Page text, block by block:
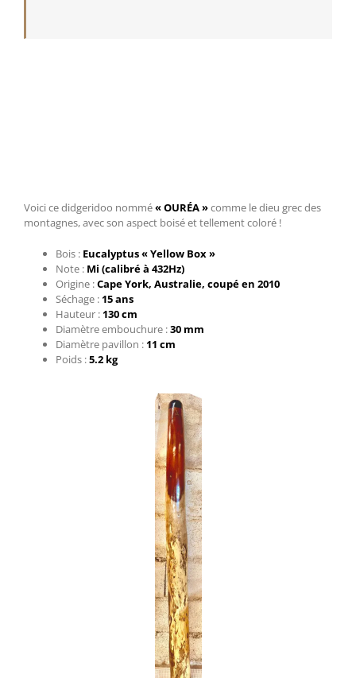
Voici ce didgeridoo nommé« OURÉA »comme le dieu grec des
montagnes, avec son aspect boisé et tellement coloré !
Bois : Eucalyptus « Yellow Box »
⁠Note : Mi (calibré à 432Hz)
Origine :Cape York, Australie, coupé en 2010
⁠Séchage : 15 ans
⁠Hauteur :130 cm
⁠Diamètre embouchure :30 mm
⁠Diamètre pavillon : 11 cm
⁠Poids :5.2 kg